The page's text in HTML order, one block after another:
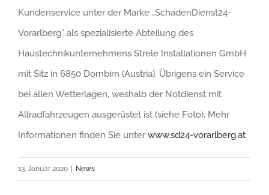
Kundenservice unter der Marke „SchadenDienst24-
Vorarlberg“ als spezialisierte Abteilung des
Haustechnikunternehmens Strele Installationen GmbH
mit Sitz in 6850 Dornbirn (Austria). Übrigens ein Service
bei allen Wetterlagen, weshalb der Notdienst mit
Allradfahrzeugen ausgerüstet ist (siehe Foto). Mehr
Informationen finden Sie unterwww.sd24-vorarlberg.at
13. Januar 2020 News